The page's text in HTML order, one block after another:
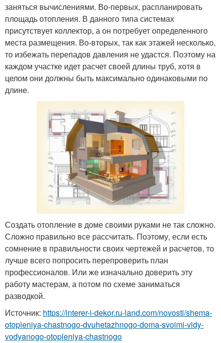
заняться вычислениями. Во-первых, распланировать
площадь отопления. В данного типа системах
присутствует коллектор, а он потребует определенного
места размещения. Во-вторых, так как этажей несколько,
то избежать перепадов давления не удастся. Поэтому на
каждом участке идет расчет своей длины труб, хотя в
целом они должны быть максимально одинаковыми по
длине.
Создать отопление в доме своими руками не так сложно.
Сложно правильно все рассчитать. Поэтому, если есть
сомнение в правильности своих чертежей и расчетов, то
лучше всего попросить перепроверить план
профессионалов. Или же изначально доверить эту
работу мастерам, а потом по схеме заниматься
разводкой.
Источник: https://interer-i-dekor.ru-land.com/novosti/shema-
otopleniya-chastnogo-dvuhetazhnogo-doma-svoimi-vidy-
vodyanogo-otopleniya-chastnogo